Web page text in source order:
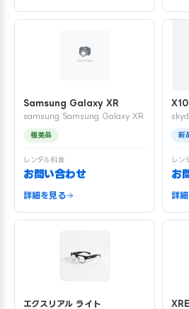
Samsung Galaxy XR
samsung Samsung Galaxy XR
極美品
レンタル料金
お問い合わせ
詳細を見る
X10
新
レン
お
詳
エクスリアル ライト